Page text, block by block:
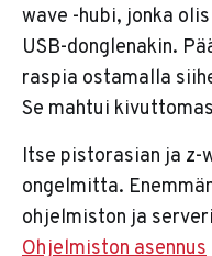
wave -hubi, jonka
USB-donglenakin.
raspia ostamalla
Se mahtui
Itse pistorasian ja z-
ongelmitta.
ohjelmiston ja
Ohjelmiston asennus